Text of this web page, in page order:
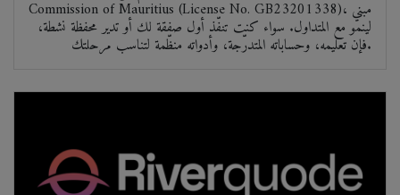
Commission of Mauritius (License No. GB23201338)، مبني
لينمو مع المتداول. سواء كنت تنفّذ أول صفقة لك أو تدير محفظة نشطة،
فإن تعليمه، وحساباته المتدرّجة، وأدواته منظّمة لتناسب مرحلتك.